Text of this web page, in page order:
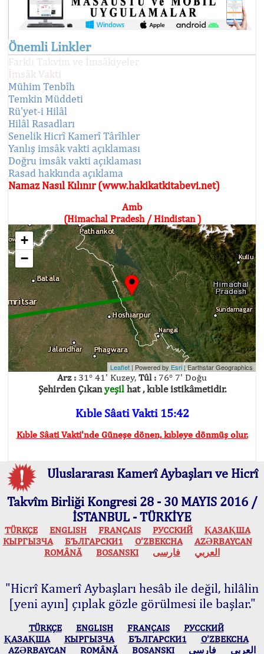
Önemli Linkler
Farklı Takvim ve İmsâkiyeler
İmsâk Vakti
Mühim Tenbîh
Temkin Müddeti
Rü'yet-i Hilâl
Hilâl Rasadları
Senelik Hicrî Kamerî Târîhler
Yanlış imsâk vakti açıklaması
Doğru imsâk vakti açıklaması
Rasad hakkında açıklama
Namaz Nasıl Kılınır (www.hakikatkitabevi.net)
Amb
(Himachal Pradesh / Hindistan )
+
−
Leaflet | Powered by Esri|Earthstar Geographics
Arz : 31° 41' Kuzey, Tûl : 76° 7' Doğu
Şehirden Çıkanyeşilhat , kıble istikâmetidir.
Kıble Sâati Vakti 15:42
Kıble Sâati Vakti'nde Güneşe dönen, kıbleye dönmüş olur.
Uluslararası Kamerî Aybaşları ve Hicrî
Takvîm Birliği Kongresi 28 - 30 MAYIS 2016 /
İSTANBUL - TÜRKİYE
TÜRKÇE ENGLISH FRANÇAIS РУССКИЙ
ҚАЗАҚША
КЫPГЫЗЧA
БЪЛГАРСКИ1 O’ZBEKCHA
AZӘRBAYCAN
ROMÂNĂ
BOSANSKI العربي فارسی
"Hicrî Kamerî Aybaşları hesâb ile değil, hilâlin
[yeni ayın] çıplak gözle görülmesi ile başlar."
TÜRKÇE ENGLISH FRANÇAIS
РУССКИЙ
ҚАЗАҚША
КЫPГЫЗЧA БЪЛГАРСКИ1
O’ZBEKCHA
AZӘRBAYCAN
ROMÂNĂ BOSANSKI العربي فارسی